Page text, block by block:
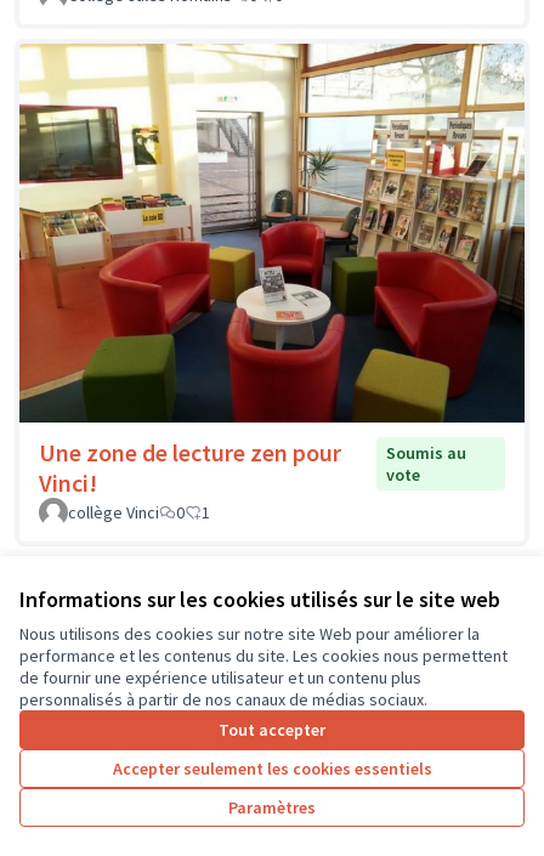
Informations sur les cookies utilisés sur le site web
Nous utilisons des cookies sur notre site Web pour améliorer la
performance et les contenus du site. Les cookies nous permettent
de fournir une expérience utilisateur et un contenu plus
personnalisés à partir de nos canaux de médias sociaux.
Tout accepter
Accepter seulement les cookies essentiels
Paramètres
Une zone de lecture zen pour
Vinci!
Soumis au
vote
collège Vinci
0 1